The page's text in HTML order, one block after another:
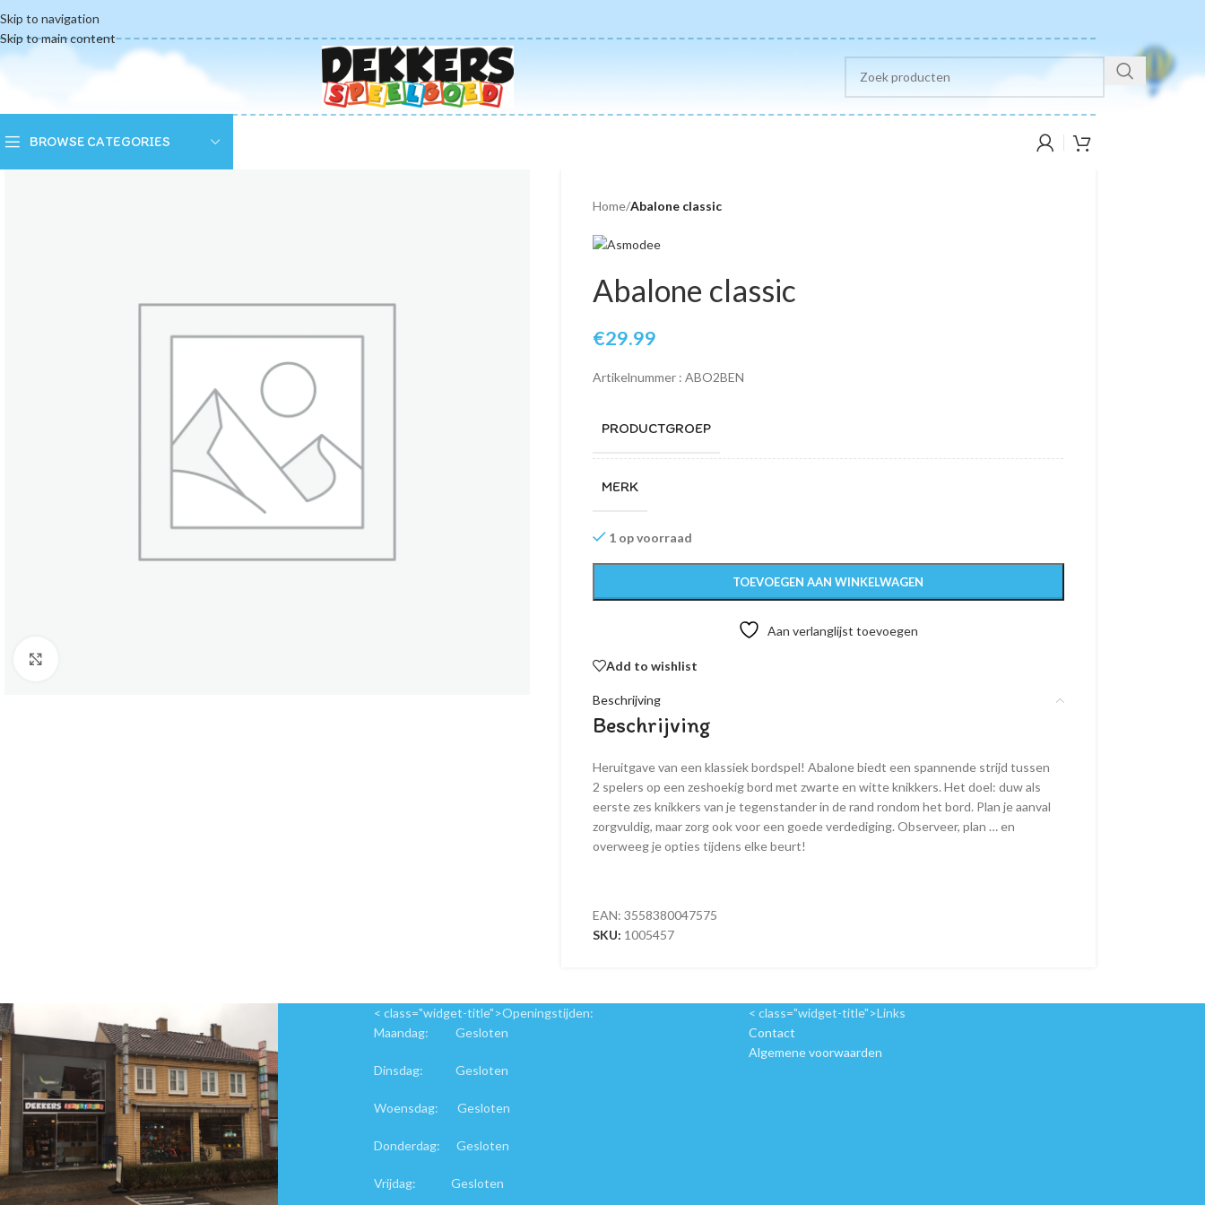
Skip to navigation
Skip to main content
BROWSE CATEGORIES
Home/Abalone classic
Abalone classic
€29.99
Artikelnummer : ABO2BEN
PRODUCTGROEP
MERK
1 op voorraad
TOEVOEGEN AAN WINKELWAGEN
Aan verlanglijst toevoegen
Add to wishlist
Beschrijving
Beschrijving
Heruitgave van een klassiek bordspel! Abalone biedt een spannende strijd tussen
2 spelers op een zeshoekig bord met zwarte en witte knikkers. Het doel: duw als
eerste zes knikkers van je tegenstander in de rand rondom het bord. Plan je aanval
zorgvuldig, maar zorg ook voor een goede verdediging. Observeer, plan … en
overweeg je opties tijdens elke beurt!
EAN: 3558380047575
SKU: 1005457
< class="widget-title">Openingstijden:
Maandag: Gesloten
Dinsdag: Gesloten
Woensdag: Gesloten
Donderdag: Gesloten
Vrijdag: Gesloten
< class="widget-title">Links
Contact
Algemene voorwaarden